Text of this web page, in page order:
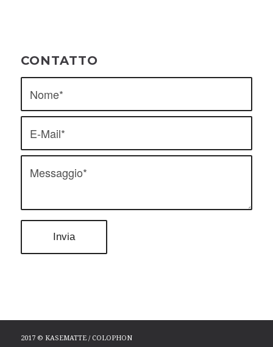
CONTATTO
2017 © KASEMATTE / COLOPHON